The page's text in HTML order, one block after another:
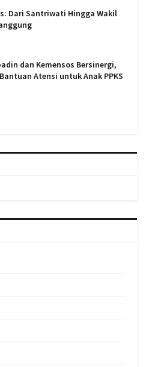
Dari Santriwati Hingga Wakil
dan Kemensos Bersinergi,
Atensi untuk Anak PPKS